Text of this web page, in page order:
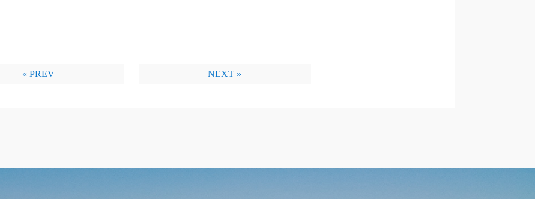
« PREV NEXT »